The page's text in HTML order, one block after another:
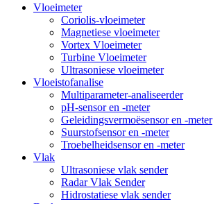
Vloeimeter
Coriolis-vloeimeter
Magnetiese vloeimeter
Vortex Vloeimeter
Turbine Vloeimeter
Ultrasoniese vloeimeter
Vloeistofanalise
Multiparameter-analiseerder
pH-sensor en -meter
Geleidingsvermoësensor en -meter
Suurstofsensor en -meter
Troebelheidsensor en -meter
Vlak
Ultrasoniese vlak sender
Radar Vlak Sender
Hidrostatiese vlak sender